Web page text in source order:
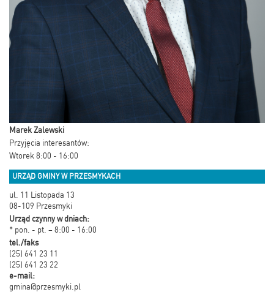
Marek Zalewski
Przyjęcia interesantów:
Wtorek 8:00 - 16:00
URZĄD GMINY W PRZESMYKACH
ul. 11 Listopada 13
08-109 Przesmyki
Urząd czynny w dniach:
* pon. - pt. – 8:00 - 16:00
tel./faks
(25) 641 23 11
(25) 641 23 22
e-mail:
gmina@przesmyki.pl